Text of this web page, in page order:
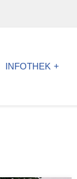
INFOTHEK